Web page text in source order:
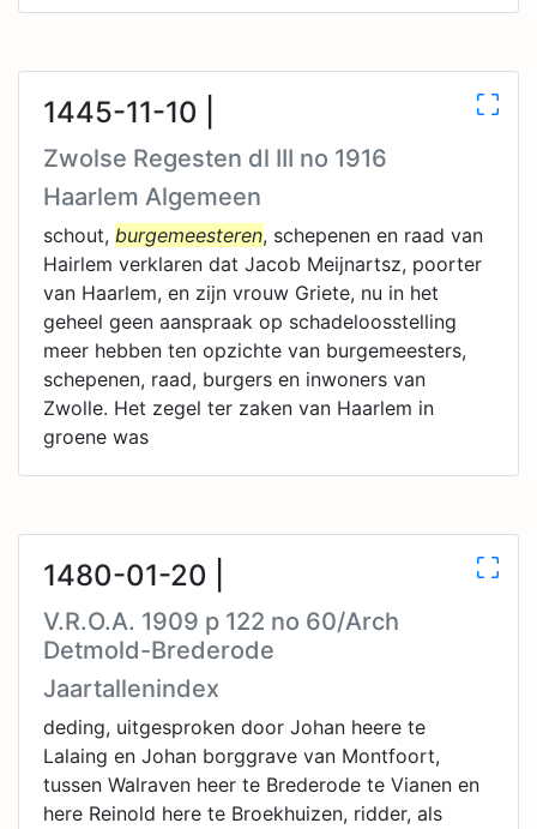
1445-11-10 |
Zwolse Regesten dl III no 1916
Haarlem Algemeen
schout, burgemeesteren, schepenen en raad van
Hairlem verklaren dat Jacob Meijnartsz, poorter
van Haarlem, en zijn vrouw Griete, nu in het
geheel geen aanspraak op schadeloosstelling
meer hebben ten opzichte van burgemeesters,
schepenen, raad, burgers en inwoners van
Zwolle. Het zegel ter zaken van Haarlem in
groene was
1480-01-20 |
V.R.O.A. 1909 p 122 no 60/Arch
Detmold-Brederode
Jaartallenindex
deding, uitgesproken door Johan heere te
Lalaing en Johan borggrave van Montfoort,
tussen Walraven heer te Brederode te Vianen en
here Reinold here te Broekhuizen, ridder, als